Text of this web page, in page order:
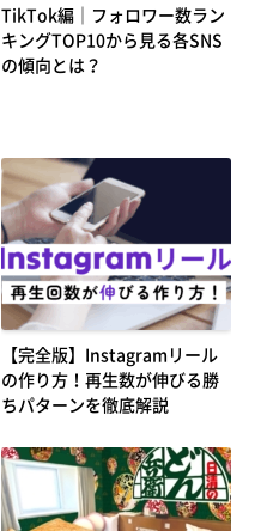
TikTok編｜フォロワー数ラン
キングTOP10から見る各SNS
の傾向とは？
【完全版】Instagramリール
の作り方！再生数が伸びる勝
ちパターンを徹底解説